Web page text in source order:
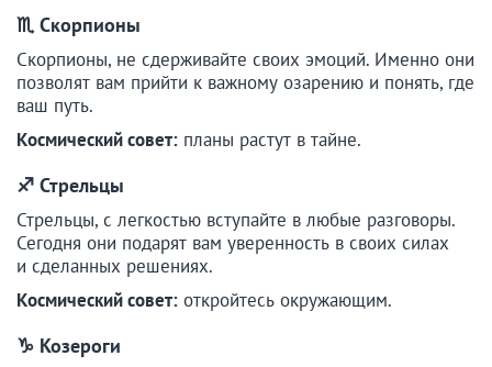
♏ Скорпионы
Скорпионы, не сдерживайте своих эмоций. Именно они
позволят вам прийти к важному озарению и понять, где
ваш путь.
Космический совет: планы растут в тайне.
♐ Стрельцы
Стрельцы, с легкостью вступайте в любые разговоры.
Сегодня они подарят вам уверенность в своих силах
и сделанных решениях.
Космический совет: откройтесь окружающим.
♑ Козероги